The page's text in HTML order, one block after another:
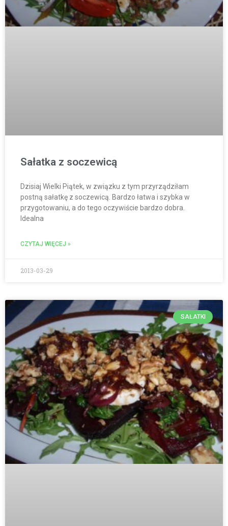
Sałatka z soczewicą
Dzisiaj Wielki Piątek, w związku z tym przyrządziłam
postną sałatkę z soczewicą. Bardzo łatwa i szybka w
przygotowaniu, a do tego oczywiście bardzo dobra.
Idealna
CZYTAJ WIĘCEJ »
2013-03-29
SAŁATKI